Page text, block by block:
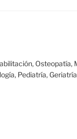
Osteopatía,
Pediatría,